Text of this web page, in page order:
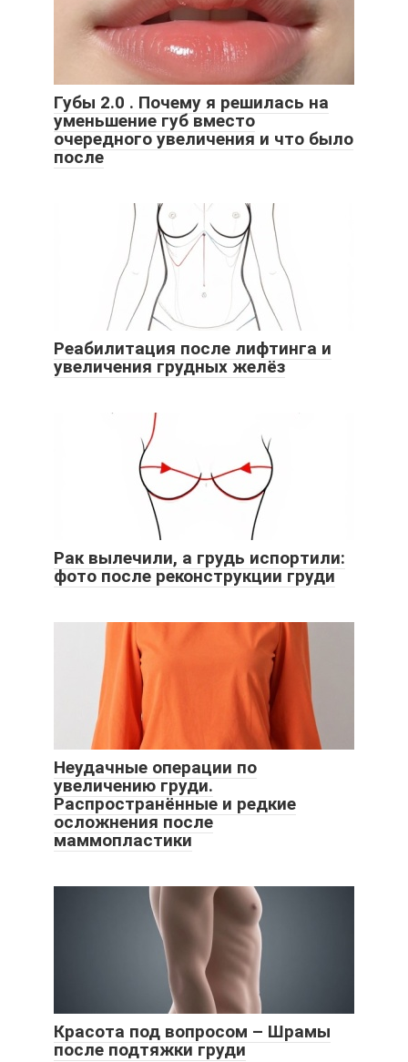
Губы 2.0 . Почему я решилась на
уменьшение губ вместо
очередного увеличения и что было
после
Реабилитация после лифтинга и
увеличения грудных желёз
Рак вылечили, а грудь испортили:
фото после реконструкции груди
Неудачные операции по
увеличению груди.
Распространённые и редкие
осложнения после
маммопластики
Красота под вопросом – Шрамы
после подтяжки груди